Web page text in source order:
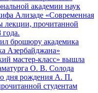
брошюру академика
Азербайджана»